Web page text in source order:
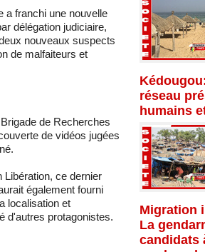
a franchi une nouvelle
délégation judiciaire,
nouveaux suspects
de malfaiteurs et
de Recherches
de vidéos jugées
ce dernier
également fourni
localisation et
d'autres protagonistes.
réseau
humains
Migration
La
candidats